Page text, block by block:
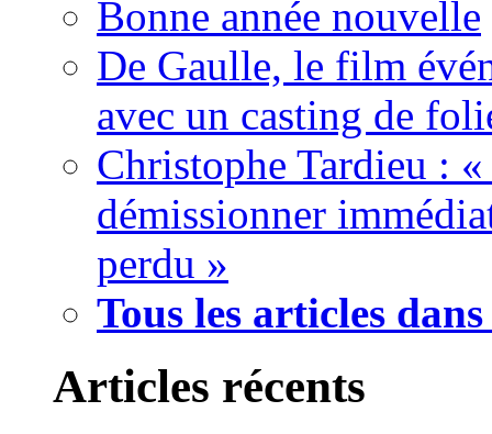
Bonne année nouvelle
De Gaulle, le film
avec un casting de
Christophe Tardieu : «
démissionner
perdu »
Tous les articles
Articles récents